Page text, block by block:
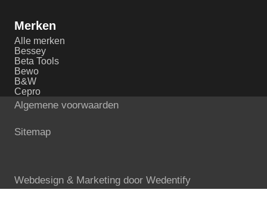
Merken
Alle merken
Bessey
Beta Tools
Bewo
B&W
Cepro
Algemene voorwaarden
Sitemap
Webdesign & Marketing door Wedentify